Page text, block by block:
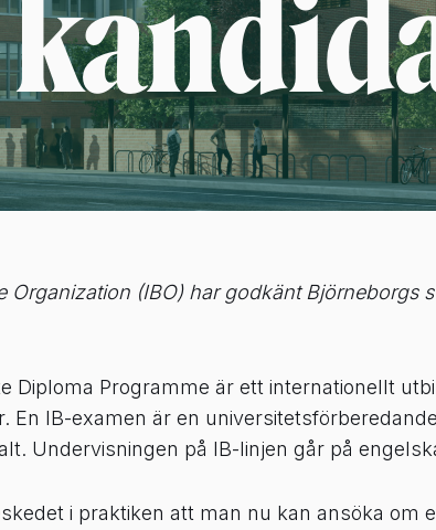
Organization (IBO) har godkänt Björneborgs
Diploma Programme är ett internationellt
En IB-examen är en
Undervisningen på IB-linjen går på
i praktiken att man nu kan ansöka om